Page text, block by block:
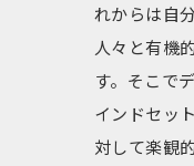
れからは自
人々と有機
す。そこで
インドセッ
対して楽観